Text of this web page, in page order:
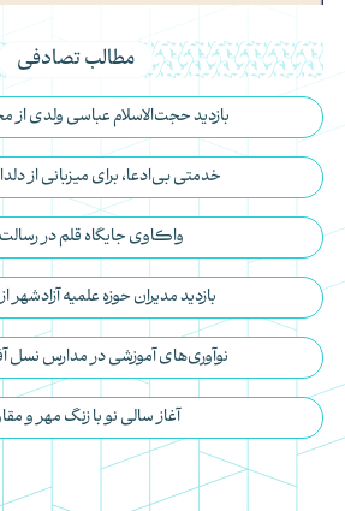
مطالب تصادفی
بازدید حجت‌الاسلام عباسی ولدی
خدمتی بی‌ادعا، برای میزبانی از
واکاوی جایگاه قلم در
بازدید مدیران حوزه علمیه
نوآوری‌های آموزشی در مدارس نسل
آغاز سالی نو با زنگ مهر و